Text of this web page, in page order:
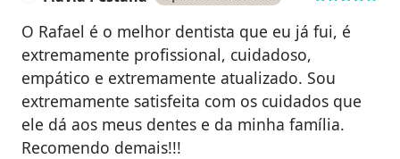
O Rafael é o melhor dentista que eu já fui, é
extremamente profissional, cuidadoso,
empático e extremamente atualizado. Sou
extremamente satisfeita com os cuidados que
ele dá aos meus dentes e da minha família.
Recomendo demais!!!